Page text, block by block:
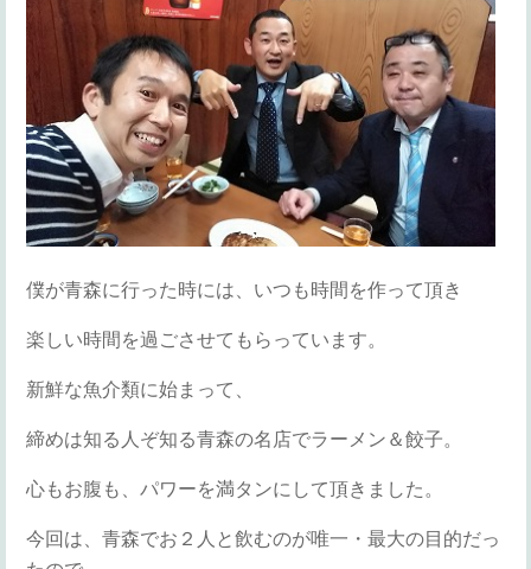
僕が青森に行った時には、いつも時間を作って頂き
楽しい時間を過ごさせてもらっています。
新鮮な魚介類に始まって、
締めは知る人ぞ知る青森の名店でラーメン＆餃子。
心もお腹も、パワーを満タンにして頂きました。
今回は、青森でお２人と飲むのが唯一・最大の目的だっ